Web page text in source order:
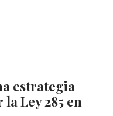
estrategia
Ley 285 en